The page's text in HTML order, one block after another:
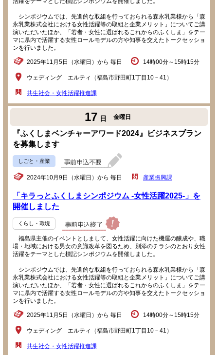
シンポジウムでは、先進的な取組を行っておられる森永乳業様から「森
永乳業株式会社における女性活躍等の取組と企業メリット」についてご講
演いただいたほか、「若者・女性に選ばれるこれからのふくしま」をテー
マに県内で活躍する女性ロールモデルの方や知事を交えたトークセッショ
ンを行いました。
2025年11月5日（水曜日）から 毎日 14時00分～15時15分
ウェディング エルティ（福島市野田町1丁目10－41）
共生社会・女性活躍推進課
17 日 金曜日
『ふくしまベンチャーアワード2024』ビジネスプラン
を募集します
しごと・産業
2024年10月9日（水曜日）から 毎日 産業振興課
「キラっとふくしまシンポジウム -女性活躍2025-」を
開催しました
くらし・環境
福島県主催のイベントとしまして、女性活躍に向けた機運の醸成や、職
場・地域における男女の意識改革を図るため、別添のチラシのとおり女性
活躍をテーマとした標記シンポジウムを開催しました。
シンポジウムでは、先進的な取組を行っておられる森永乳業様から「森
永乳業株式会社における女性活躍等の取組と企業メリット」についてご講
演いただいたほか、「若者・女性に選ばれるこれからのふくしま」をテー
マに県内で活躍する女性ロールモデルの方や知事を交えたトークセッショ
ンを行いました。
2025年11月5日（水曜日）から 毎日 14時00分～15時15分
ウェディング エルティ（福島市野田町1丁目10－41）
共生社会・女性活躍推進課